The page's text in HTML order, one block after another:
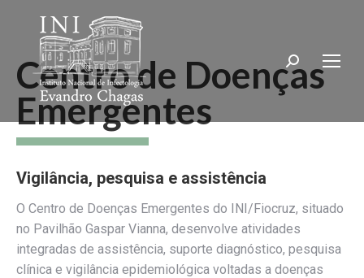
Search:
Centro de Doenças
Emergentes
Vigilância, pesquisa e assistência
O Centro de Doenças Emergentes do INI/Fiocruz, situado
no Pavilhão Gaspar Vianna, desenvolve atividades
integradas de assistência, suporte diagnóstico, pesquisa
clínica e vigilância epidemiológica voltadas a doenças